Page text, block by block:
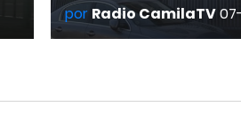
por Radio CamilaTV